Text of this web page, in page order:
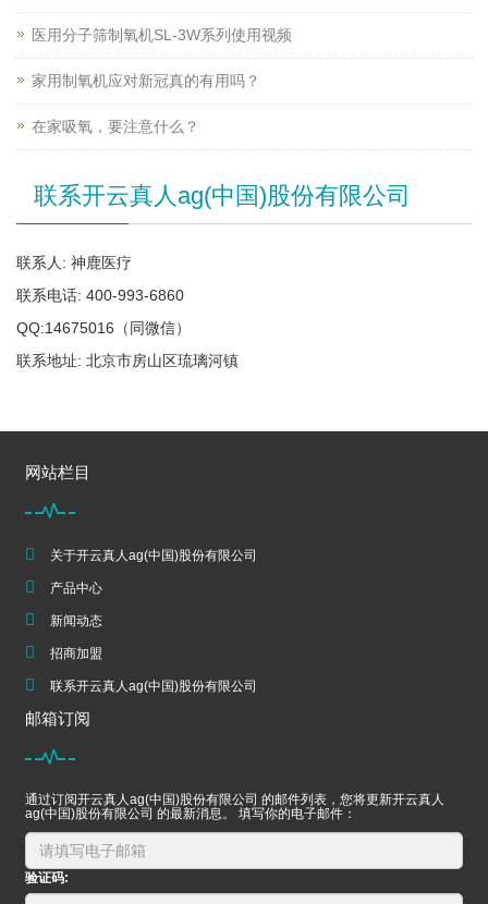
医用分子筛制氧机SL-3W系列使用视频
家用制氧机应对新冠真的有用吗？
在家吸氧，要注意什么？
联系开云真人ag(中国)股份有限公司
联系人: 神鹿医疗
联系电话: 400-993-6860
QQ:14675016（同微信）
联系地址: 北京市房山区琉璃河镇
网站栏目
关于开云真人ag(中国)股份有限公司
产品中心
新闻动态
招商加盟
联系开云真人ag(中国)股份有限公司
邮箱订阅
通过订阅开云真人ag(中国)股份有限公司 的邮件列表，您将更新开云真人
ag(中国)股份有限公司 的最新消息。 填写你的电子邮件：
验证码: